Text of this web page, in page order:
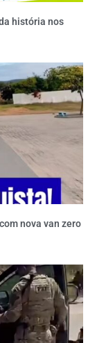
história nos
nova van zero